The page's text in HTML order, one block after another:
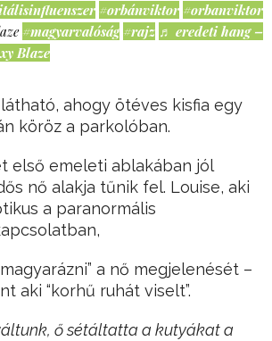
#orbánviktor #orbanviktor
#magyarvalóság #rajz ♬ eredeti hang –
Blaze
ahogy ötéves kisfia egy
köröz a parkolóban.
első emeleti ablakában jól
nő alakja tűnik fel. Louise, aki
a paranormális
a nő megjelenését –
aki “korhű ruhát viselt”.
ő sétáltatta a kutyákat a